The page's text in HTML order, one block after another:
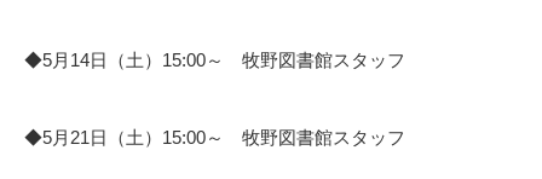
◆5月14日（土）15:00～ 牧野図書館スタッフ
◆5月21日（土）15:00～ 牧野図書館スタッフ